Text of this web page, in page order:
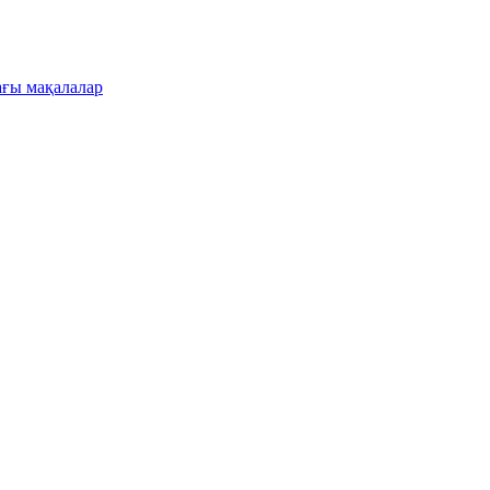
мақалалар